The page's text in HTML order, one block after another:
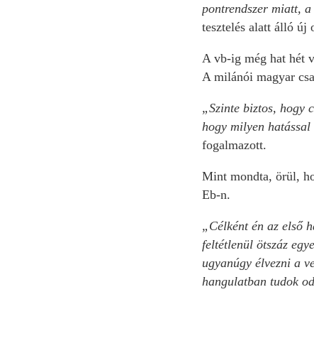
pontrendszer miatt,
tesztelés alatt álló új
A vb-ig még hat hét
A milánói magyar
„Szinte biztos, hogy
hogy milyen
fogalmazott.
Mint mondta, örül,
Eb-n.
„Célként én az első
feltétlenül ötszáz
ugyanúgy élvezni a
hangulatban tudok